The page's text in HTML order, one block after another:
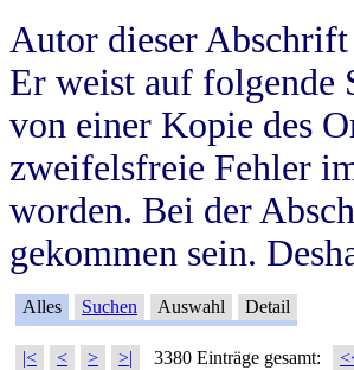
Autor dieser
Er weist auf folgende
von einer Kopie des
zweifelsfreie Fehler
worden. Bei der
gekommen sein.
Alles Suchen Auswahl Detail
|< < > >| 3380 Einträge gesamt: